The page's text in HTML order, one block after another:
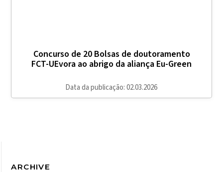
Concurso de 20 Bolsas de doutoramento
FCT-UEvora ao abrigo da aliança Eu-Green
Data da publicação: 02.03.2026
ARCHIVE